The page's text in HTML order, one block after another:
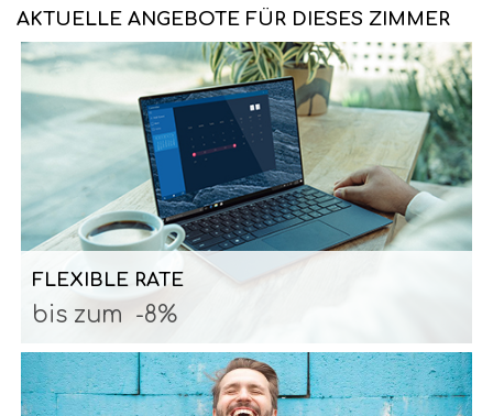
AKTUELLE ANGEBOTE FÜR DIESES ZIMMER
FLEXIBLE RATE
bis zum -8%